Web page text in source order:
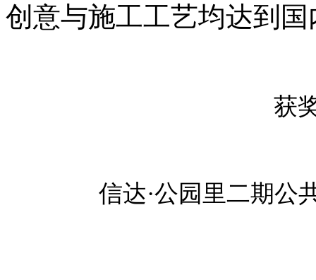
创意与施工工艺均达到
获
信达·公园里二期公